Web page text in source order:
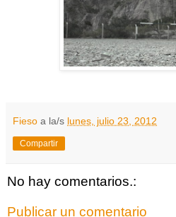
Fieso a la/s lunes, julio 23, 2012
Compartir
No hay comentarios.:
Publicar un comentario